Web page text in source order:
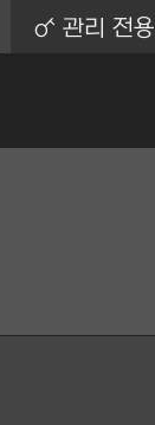
ặ 관리 전용